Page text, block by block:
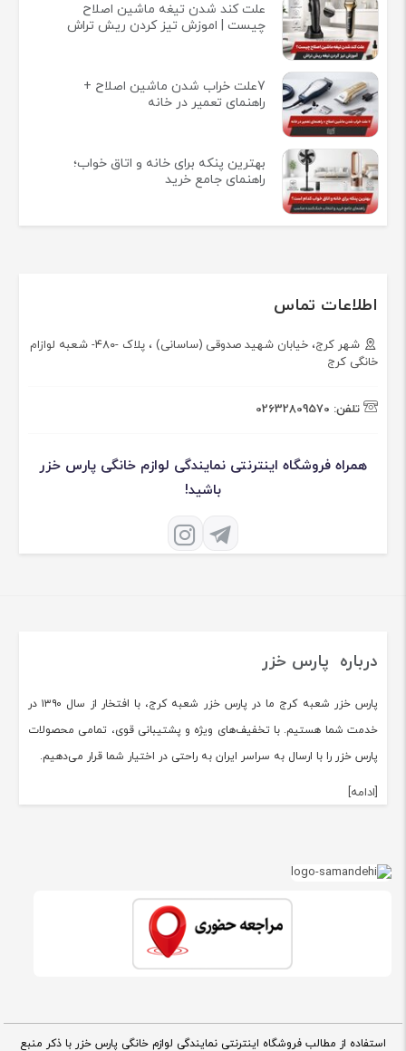
علت کند شدن تیغه ماشین اصلاح
چیست | اموزش تیز کردن ریش تراش
7علت خراب شدن ماشین اصلاح +
راهنمای تعمیر در خانه
بهترین پنکه برای خانه و اتاق خواب؛
راهنمای جامع خرید
اطلاعات تماس
شهر کرج، خیابان شهید صدوقی (ساسانی) ، پلاک -۴۸۰- شعبه لوازام
خانگی کرج
تلفن: 02632809570
همراه فروشگاه اینترنتی نمایندگی لوازم خانگی پارس خزر
باشید!
درباره پارس خزر
پارس خزر شعبه کرج ما در پارس خزر شعبه کرج، با افتخار از سال ۱۳۹۰ در
خدمت شما هستیم. با تخفیف‌های ویژه و پشتیبانی قوی، تمامی محصولات
پارس خزر را با ارسال به سراسر ایران به راحتی در اختیار شما قرار می‌دهیم.
[ادامه]
استفاده از مطالب فروشگاه اینترنتی نمایندگی لوازم خانگی پارس خزر با ذکر منبع